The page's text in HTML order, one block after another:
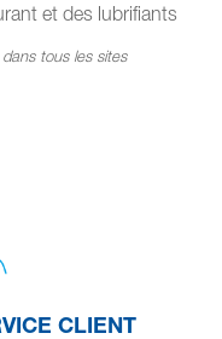
et des lubrifiants
tous les sites
CLIENT